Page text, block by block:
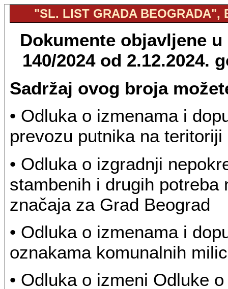
"SL. LIST GRADA BEOGRADA",
Dokumente objavljene
140/2024 od
Sadržaj ovog broja
• Odluka o izmenama i
prevozu putnika na
• Odluka o izgradnji
stambenih i drugih
značaja za Grad Beograd
• Odluka o izmenama i
oznakama komunalnih
• Odluka o izmeni Odluke